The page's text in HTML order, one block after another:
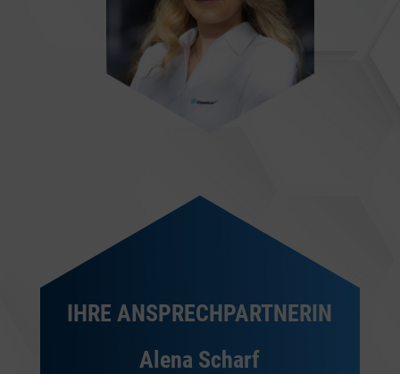
IHRE ANSPRECHPARTNERIN
Alena Scharf